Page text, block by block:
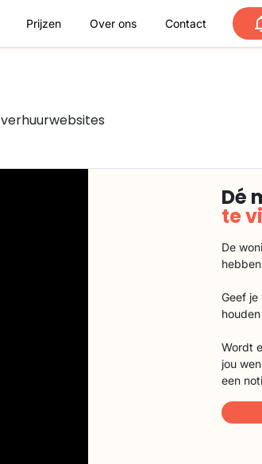
Prijzen Over ons Contact
verhuurwebsites
Dé
te
De
Geef
Wordt
jou
een